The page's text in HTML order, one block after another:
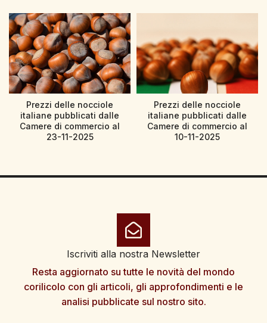
Prezzi delle nocciole
italiane pubblicati dalle
Camere di commercio al
23-11-2025
Prezzi delle nocciole
italiane pubblicati dalle
Camere di commercio al
10-11-2025
Iscriviti alla nostra Newsletter
Resta aggiornato su tutte le novità del mondo
corilicolo con gli articoli, gli approfondimenti e le
analisi pubblicate sul nostro sito.